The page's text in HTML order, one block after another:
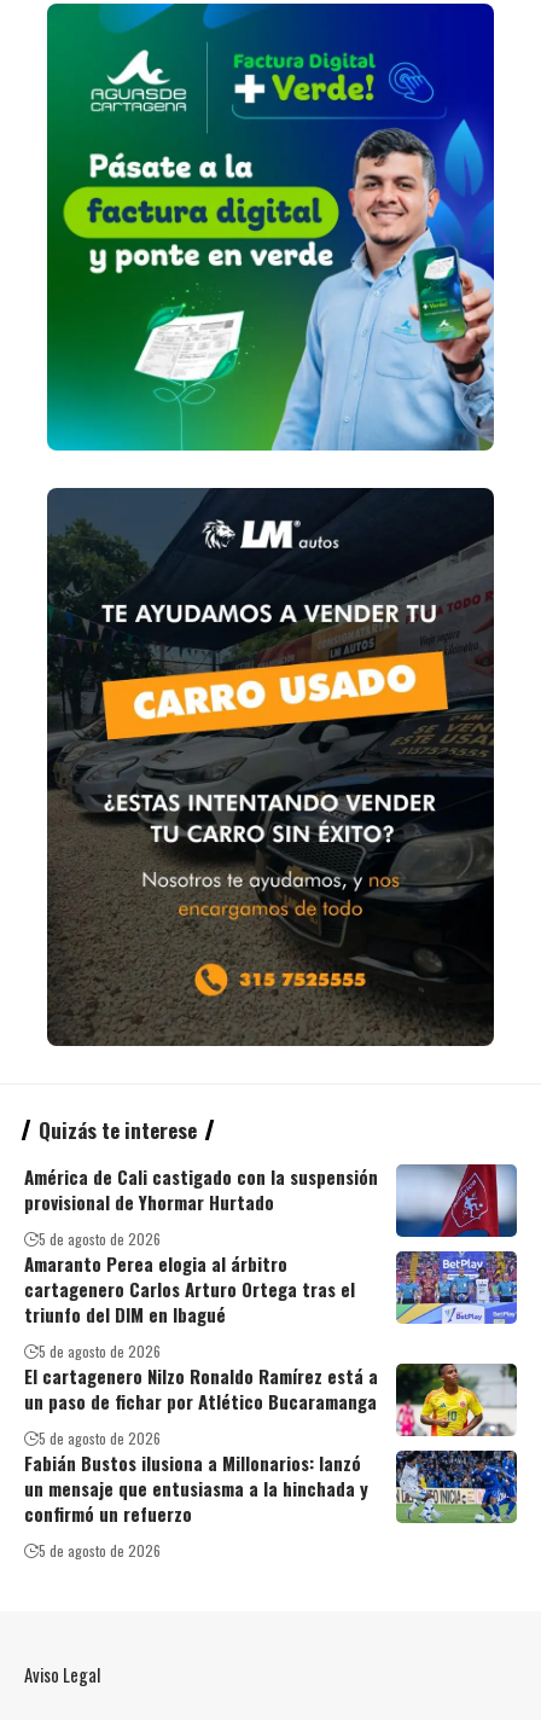
Quizás te interese
América de Cali castigado con la suspensión
provisional de Yhormar Hurtado
5 de agosto de 2026
Amaranto Perea elogia al árbitro
cartagenero Carlos Arturo Ortega tras el
triunfo del DIM en Ibagué
5 de agosto de 2026
El cartagenero Nilzo Ronaldo Ramírez está a
un paso de fichar por Atlético Bucaramanga
5 de agosto de 2026
Fabián Bustos ilusiona a Millonarios: lanzó
un mensaje que entusiasma a la hinchada y
confirmó un refuerzo
5 de agosto de 2026
Aviso Legal